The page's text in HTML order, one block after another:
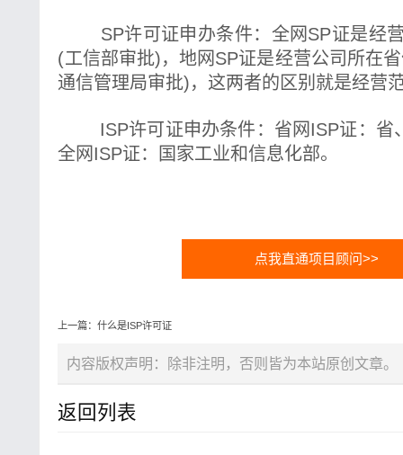
SP许可证申办条件：全网SP证是经营
(工信部审批)，地网SP证是经营公司所在
通信管理局审批)，这两者的区别就是经营
ISP许可证申办条件：省网ISP证：省
全网ISP证：国家工业和信息化部。
点我直通项目顾问>>
上一篇：什么是ISP许可证
内容版权声明：除非注明，否则皆为本站原创文章。
返回列表